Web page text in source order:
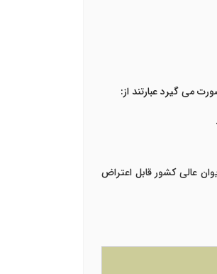
می گیرد عبارتند از:
عالی کشور قابل اعتراض